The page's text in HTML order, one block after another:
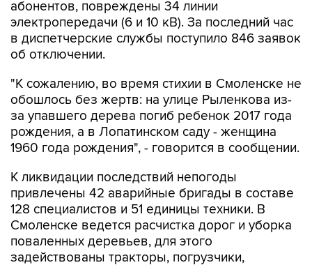
в диспетчерские службы поступило 846 заявок
об отключении.
"К сожалению, во время стихии в Смоленске не
за упавшего дерева погиб ребенок 2017 года
рождения, а в Лопатинском саду - женщина
1960 года рождения", - говорится в сообщении.
К ликвидации последствий непогоды
128 специалистов и 51 единицы техники. В
Смоленске ведется расчистка дорог и уборка
поваленных деревьев, для этого
задействованы тракторы, погрузчики,
самосвалы и другая коммунальная техника.